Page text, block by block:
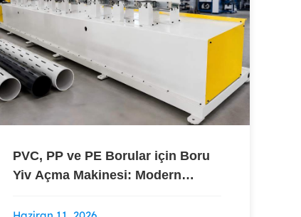
PVC, PP ve PE Borular için Boru
Yiv Açma Makinesi: Modern